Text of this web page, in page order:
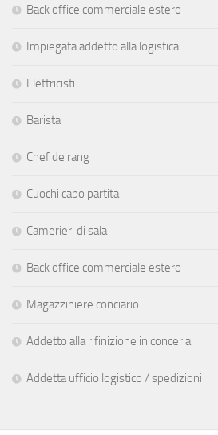
Back office commerciale estero
Impiegata addetto alla logistica
Elettricisti
Barista
Chef de rang
Cuochi capo partita
Camerieri di sala
Back office commerciale estero
Magazziniere conciario
Addetto alla rifinizione in conceria
Addetta ufficio logistico / spedizioni